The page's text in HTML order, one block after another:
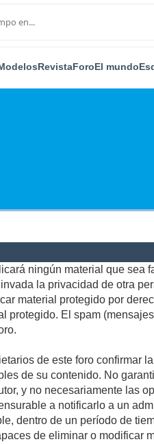
RevistaForoEl mundo
ningún material que
la privacidad de otra
material protegido por
protegido. El spam
de este foro
de su contenido. No
y no necesariamente las
a notificarlo a un
dentro de un período de
de eliminar o